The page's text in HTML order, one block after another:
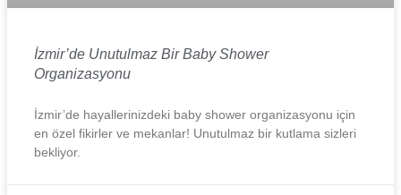
İzmir’de Unutulmaz Bir Baby Shower
Organizasyonu
İzmir’de hayallerinizdeki baby shower organizasyonu için
en özel fikirler ve mekanlar! Unutulmaz bir kutlama sizleri
bekliyor.